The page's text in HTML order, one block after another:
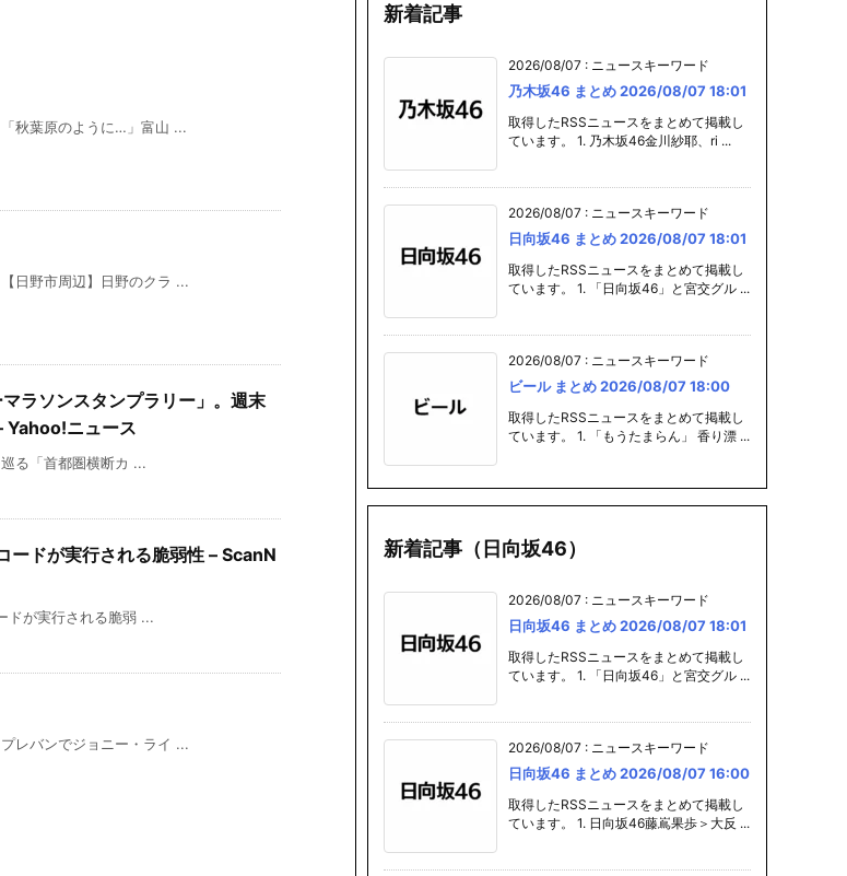
秋葉原のように…」富山 ...
日野市周辺】日野のクラ ...
ラソンスタンプラリー」。週末
Yahoo!ニュース
る「首都圏横断カ ...
ドが実行される脆弱性 – ScanN
ドが実行される脆弱 ...
レバンでジョニー・ライ ...
新着記事
2026/08/07 : ニュースキーワード
乃木坂46 まとめ 2026/08/07 18:01
取得したRSSニュースをまとめて掲載し
ています。 1. 乃木坂46金川紗耶、ri ...
2026/08/07 : ニュースキーワード
日向坂46 まとめ 2026/08/07 18:01
取得したRSSニュースをまとめて掲載し
ています。 1. 「日向坂46」と宮交グル ...
2026/08/07 : ニュースキーワード
ビール まとめ 2026/08/07 18:00
取得したRSSニュースをまとめて掲載し
ています。 1. 「もうたまらん」 香り漂 ...
新着記事（日向坂46）
2026/08/07 : ニュースキーワード
日向坂46 まとめ 2026/08/07 18:01
取得したRSSニュースをまとめて掲載し
ています。 1. 「日向坂46」と宮交グル ...
2026/08/07 : ニュースキーワード
日向坂46 まとめ 2026/08/07 16:00
取得したRSSニュースをまとめて掲載し
ています。 1. 日向坂46藤嶌果歩＞大反 ...